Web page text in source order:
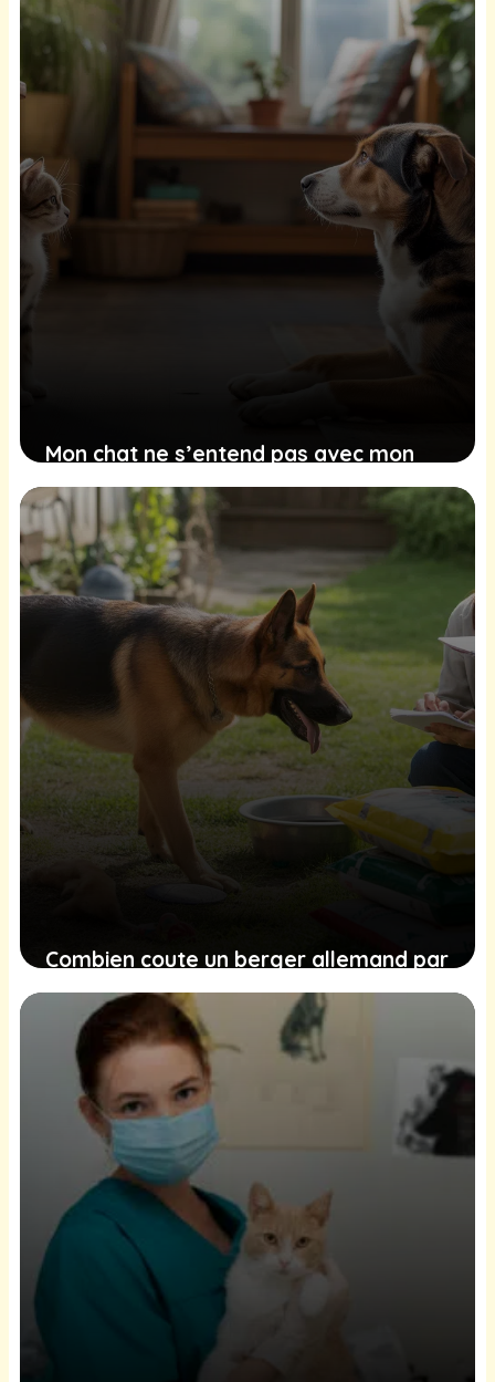
immédiatement ?
6 mars 2026
Mon chat ne s’entend pas avec mon
chien, comment faire ?
27 janvier 2026
Combien coute un berger allemand par
an ?
27 janvier 2026